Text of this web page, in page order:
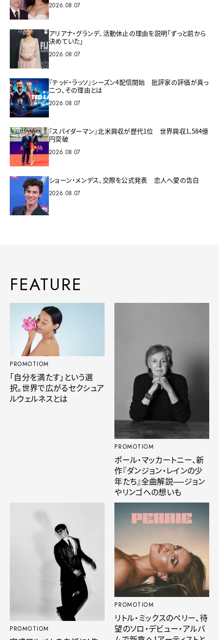
2026.08.07
アリアナ・グランデ、活動休止の理由を説明「ずっと前から
決めていた」
2026.08.07
『テッド・ラッソ』シーズン4配信開始 批評家の評価が真っ
二つ、その理由とは
2026.08.07
『スパイダーマン』北米興収が歴代1位 世界興収1,584億
円突破
2026.08.07
ショーン・メンデス、交際を公式発表 恋人へ愛の告白
2026.08.07
FEATURE
PROMOTIOM
「自分を満たす」という選
択。世界で広がるセクシュア
ルウェルネスとは
PROMOTIOM
ポール・マッカートニー、新
作『ダンジョン・レインの少
年たち』全曲解説──ジョン
やリンゴへの想いも
PROMOTIOM
PROMOTIOM
リトル・ミックスのペリー、待
望のソロ・デビュー・アルバ